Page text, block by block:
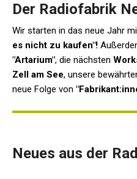
Der Radiofabrik
Wir starten in das neue Jahr
es nicht zu kaufen"!
"Artarium", die nächsten
Zell am See, unsere
neue Folge von
Neues aus der